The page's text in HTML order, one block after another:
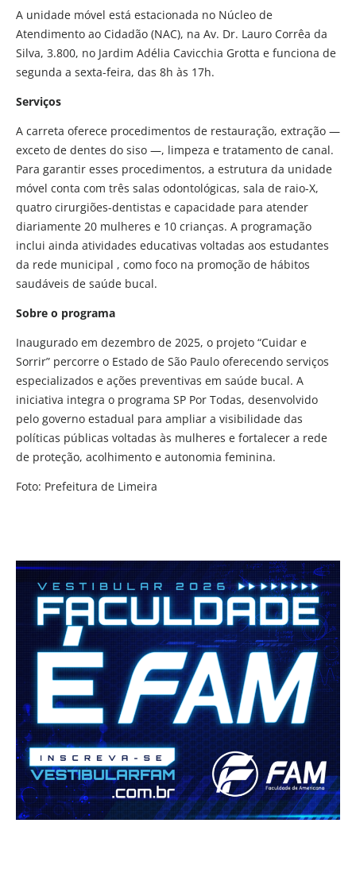
A unidade móvel está estacionada no Núcleo de
Atendimento ao Cidadão (NAC), na Av. Dr. Lauro Corrêa da
Silva, 3.800, no Jardim Adélia Cavicchia Grotta e funciona de
segunda a sexta-feira, das 8h às 17h.
Serviços
A carreta oferece procedimentos de restauração, extração —
exceto de dentes do siso —, limpeza e tratamento de canal.
Para garantir esses procedimentos, a estrutura da unidade
móvel conta com três salas odontológicas, sala de raio-X,
quatro cirurgiões-dentistas e capacidade para atender
diariamente 20 mulheres e 10 crianças. A programação
inclui ainda atividades educativas voltadas aos estudantes
da rede municipal , como foco na promoção de hábitos
saudáveis de saúde bucal.
Sobre o programa
Inaugurado em dezembro de 2025, o projeto “Cuidar e
Sorrir” percorre o Estado de São Paulo oferecendo serviços
especializados e ações preventivas em saúde bucal. A
iniciativa integra o programa SP Por Todas, desenvolvido
pelo governo estadual para ampliar a visibilidade das
políticas públicas voltadas às mulheres e fortalecer a rede
de proteção, acolhimento e autonomia feminina.
Foto: Prefeitura de Limeira